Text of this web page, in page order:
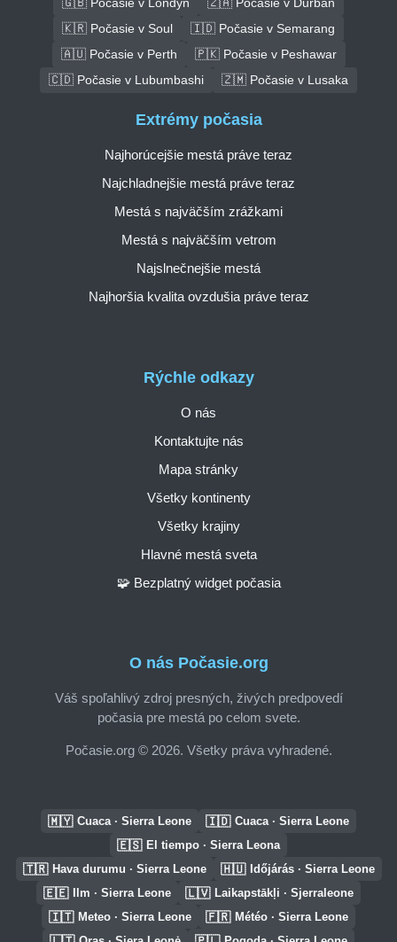
🇰🇷 Počasie v Soul
🇮🇩 Počasie v Semarang
🇦🇺 Počasie v Perth
🇵🇰 Počasie v Peshawar
🇨🇩 Počasie v Lubumbashi
🇿🇲 Počasie v Lusaka
O nás Počasie.org
Váš spoľahlivý zdroj presných, živých predpovedí
počasia pre mestá po celom svete.
Počasie.org © 2026. Všetky práva vyhradené.
Rýchle odkazy
O nás
Kontaktujte nás
Mapa stránky
Všetky kontinenty
Všetky krajiny
Hlavné mestá sveta
🧩 Bezplatný widget počasia
Extrémy počasia
Najhorúcejšie mestá práve teraz
Najchladnejšie mestá práve teraz
Mestá s najväčším zrážkami
Mestá s najväčším vetrom
Najslnečnejšie mestá
Najhoršia kvalita ovzdušia práve teraz
🇲🇾 Cuaca · Sierra Leone 🇮🇩 Cuaca · Sierra Leone
🇪🇸 El tiempo · Sierra Leona
🇹🇷 Hava durumu · Sierra Leone 🇭🇺 Időjárás · Sierra Leone
🇪🇪 Ilm · Sierra Leone 🇱🇻 Laikapstākļi · Sjerraleone
🇮🇹 Meteo · Sierra Leone 🇫🇷 Météo · Sierra Leone